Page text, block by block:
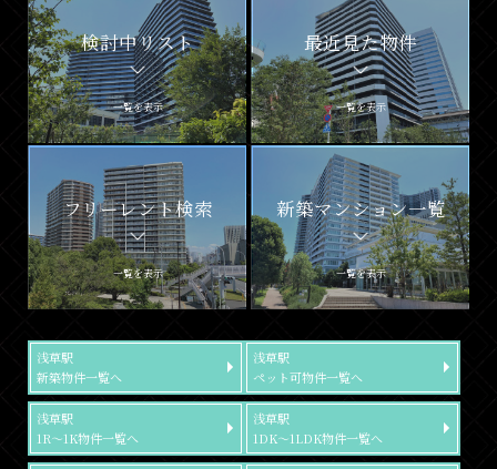
検討中リスト
一覧を表示
最近見た物件
一覧を表示
フリーレント検索
一覧を表示
新築マンション一覧
一覧を表示
浅草駅
新築物件一覧へ
浅草駅
ペット可物件一覧へ
浅草駅
1R～1K物件一覧へ
浅草駅
1DK～1LDK物件一覧へ